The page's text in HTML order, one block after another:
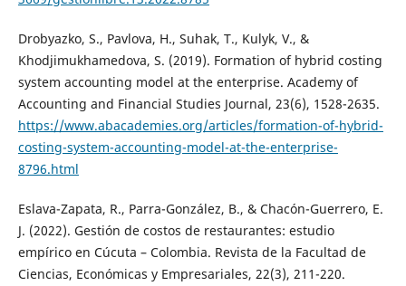
Drobyazko, S., Pavlova, H., Suhak, T., Kulyk, V., &
Khodjimukhamedova, S. (2019). Formation of hybrid costing
system accounting model at the enterprise. Academy of
Accounting and Financial Studies Journal, 23(6), 1528-2635.
https://www.abacademies.org/articles/formation-of-hybrid-
costing-system-accounting-model-at-the-enterprise-
8796.html
Eslava-Zapata, R., Parra-González, B., & Chacón-Guerrero, E.
J. (2022). Gestión de costos de restaurantes: estudio
empírico en Cúcuta – Colombia. Revista de la Facultad de
Ciencias, Económicas y Empresariales, 22(3), 211-220.